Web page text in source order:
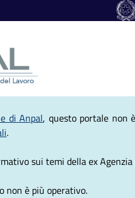
di Anpal, questo portale non
.
sui temi della ex
non è più operativo.